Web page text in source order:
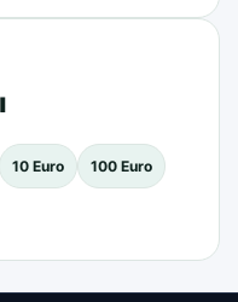
10 Euro 100 Euro